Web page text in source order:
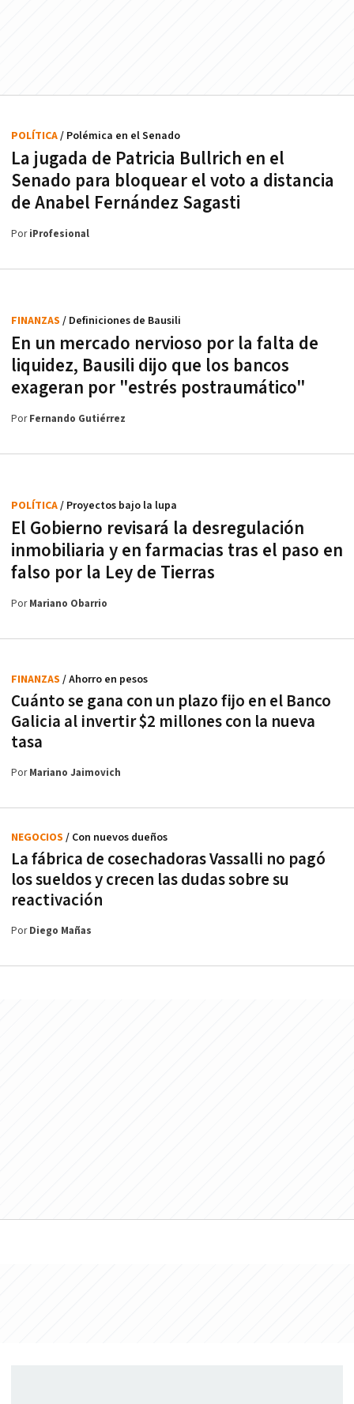
La jugada de Patricia Bullrich en el
Senado para bloquear el voto a distancia
de Anabel Fernández Sagasti
POLÍTICA/ Polémica en el Senado
PoriProfesional
En un mercado nervioso por la falta de
liquidez, Bausili dijo que los bancos
exageran por "estrés postraumático"
FINANZAS / Definiciones de Bausili
PorFernando Gutiérrez
El Gobierno revisará la desregulación
inmobiliaria y en farmacias tras el paso en
falso por la Ley de Tierras
POLÍTICA/ Proyectos bajo la lupa
PorMariano Obarrio
Cuánto se gana con un plazo fijo en el Banco
Galicia al invertir $2 millones con la nueva
tasa
FINANZAS / Ahorro en pesos
PorMariano Jaimovich
La fábrica de cosechadoras Vassalli no pagó
los sueldos y crecen las dudas sobre su
reactivación
NEGOCIOS / Con nuevos dueños
PorDiego Mañas